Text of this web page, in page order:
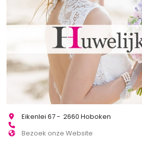
Eikenlei 67 - 2660 Hoboken
Bezoek onze Website